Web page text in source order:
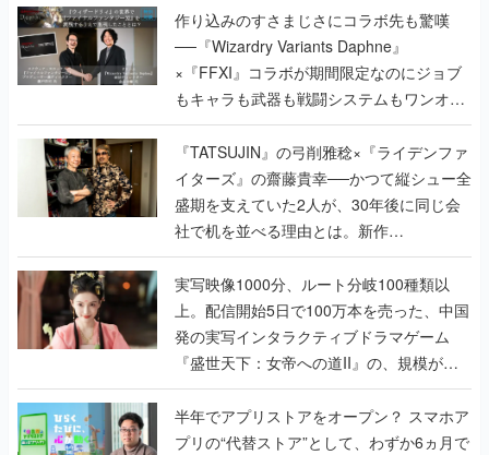
作り込みのすさまじさにコラボ先も驚嘆
──『Wizardry Variants Daphne』
×『FFXI』コラボが期間限定なのにジョブ
もキャラも武器も戦闘システムもワンオフ
で作り込まれた理由を両ディレクターに聞
く
『TATSUJIN』の弓削雅稔×『ライデンファ
イターズ』の齋藤貴幸──かつて縦シュー全
盛期を支えていた2人が、30年後に同じ会
社で机を並べる理由とは。新作
『TATSUJIN EXTREME』で初タッグを組
んだレジェンド2人に訊く開発秘話
実写映像1000分、ルート分岐100種類以
上。配信開始5日で100万本を売った、中国
発の実写インタラクティブドラマゲーム
『盛世天下：女帝への道II』の、規模が違
うこだわりをプロデューサーに聞いた
半年でアプリストアをオープン？ スマホア
プリの“代替ストア”として、わずか6ヵ月で